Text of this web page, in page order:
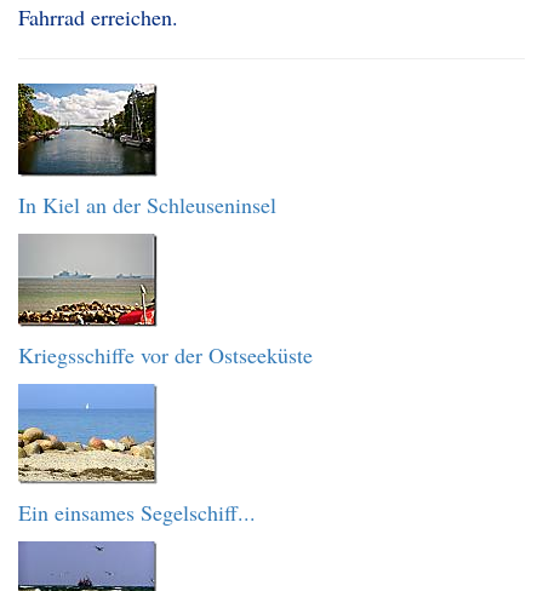
Fahrrad erreichen.
In Kiel an der Schleuseninsel
Kriegsschiffe vor der Ostseeküste
Ein einsames Segelschiff...